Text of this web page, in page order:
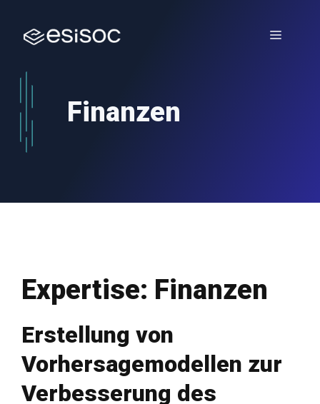
Inhalt
springen
Menü
Finanzen
Expertise: Finanzen
Erstellung von
Vorhersagemodellen zur
Verbesserung des